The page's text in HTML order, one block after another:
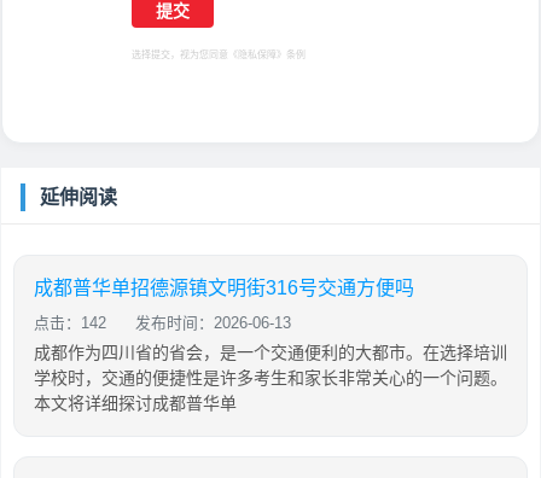
选择提交，视为您同意 《隐私保障》 条例
延伸阅读
成都普华单招德源镇文明街316号交通方便吗
点击：142 发布时间：2026-06-13
成都作为四川省的省会，是一个交通便利的大都市。在选择培训
学校时，交通的便捷性是许多考生和家长非常关心的一个问题。
本文将详细探讨成都普华单